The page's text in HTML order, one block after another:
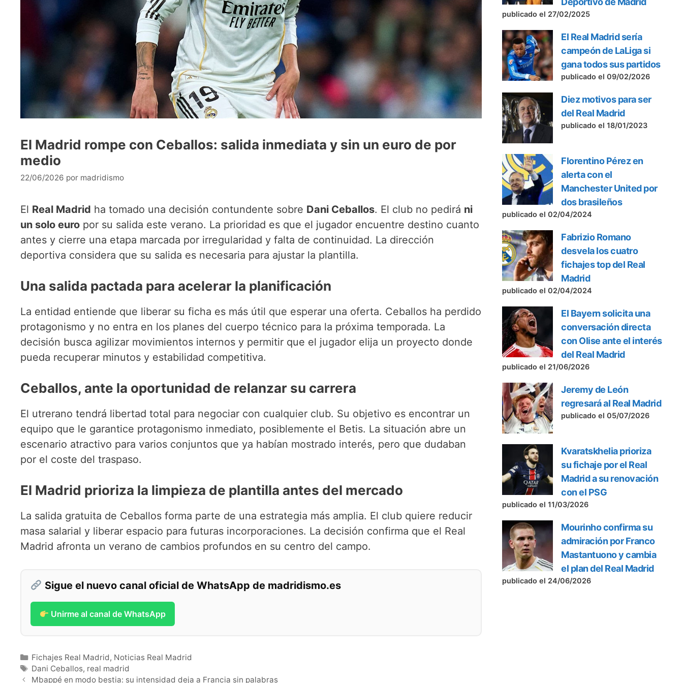
El Madrid rompe con Ceballos: salida inmediata y sin un euro de por
medio
22/06/2026 por madridismo
El Real Madrid ha tomado una decisión contundente sobre Dani Ceballos. El club no pedirá ni
un solo euro por su salida este verano. La prioridad es que el jugador encuentre destino cuanto
antes y cierre una etapa marcada por irregularidad y falta de continuidad. La dirección
deportiva considera que su salida es necesaria para ajustar la plantilla.
Una salida pactada para acelerar la planificación
La entidad entiende que liberar su ficha es más útil que esperar una oferta. Ceballos ha perdido
protagonismo y no entra en los planes del cuerpo técnico para la próxima temporada. La
decisión busca agilizar movimientos internos y permitir que el jugador elija un proyecto donde
pueda recuperar minutos y estabilidad competitiva.
Ceballos, ante la oportunidad de relanzar su carrera
El utrerano tendrá libertad total para negociar con cualquier club. Su objetivo es encontrar un
equipo que le garantice protagonismo inmediato, posiblemente el Betis. La situación abre un
escenario atractivo para varios conjuntos que ya habían mostrado interés, pero que dudaban
por el coste del traspaso.
El Madrid prioriza la limpieza de plantilla antes del mercado
La salida gratuita de Ceballos forma parte de una estrategia más amplia. El club quiere reducir
masa salarial y liberar espacio para futuras incorporaciones. La decisión confirma que el Real
Madrid afronta un verano de cambios profundos en su centro del campo.
Sigue el nuevo canal oficial de WhatsApp de madridismo.es
Unirme al canal de WhatsApp
Categorías
Fichajes Real Madrid, Noticias Real Madrid
Etiquetas
Dani Ceballos, real madrid
Mbappé en modo bestia: su intensidad deja a Francia sin palabras
publicado el 27/02/2025
El Real Madrid sería
campeón de LaLiga si
gana todos sus partidos
publicado el 09/02/2026
Diez motivos para ser
del Real Madrid
publicado el 18/01/2023
Florentino Pérez en
alerta con el
Manchester United por
dos brasileños
publicado el 02/04/2024
Fabrizio Romano
desvela los cuatro
fichajes top del Real
Madrid
publicado el 02/04/2024
El Bayern solicita una
conversación directa
con Olise ante el interés
del Real Madrid
publicado el 21/06/2026
Jeremy de León
regresará al Real Madrid
publicado el 05/07/2026
Kvaratskhelia prioriza
su fichaje por el Real
Madrid a su renovación
con el PSG
publicado el 11/03/2026
Mourinho confirma su
admiración por Franco
Mastantuono y cambia
el plan del Real Madrid
publicado el 24/06/2026